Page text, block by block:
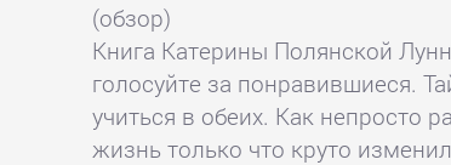
(обзор)
Книга Катерины Полянской
голосуйте за понравившиеся.
учиться в обеих. Как непросто
жизнь только что круто